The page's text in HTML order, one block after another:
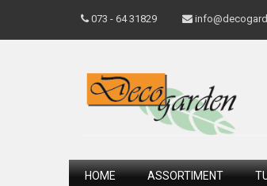
073 - 64 31829
HOME ASSORTIMENT